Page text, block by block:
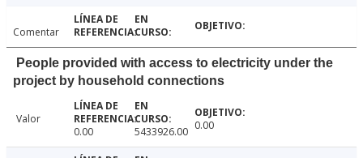
Comentar
People provided with access to electricity under the
project by household connections
Valor
0.00
5433926.00 0.00